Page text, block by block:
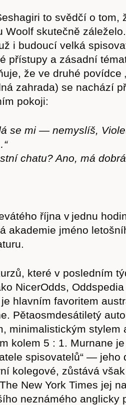
Časopis
to svědčí o tom,
Woolf skutečně
i budoucí velká
přístupy a zásadní
že ve druhé povídce
zahrada) se nachází
pokoji:
se mi — nemyslíš,
chatu? Ano, má
října v jednu
akademie jméno
které v posledním
NicerOdds,
je hlavním favoritem
Pětaosmdesátiletý
minimalistickým stylem
kolem 5 : 1. Murnane
spisovatelů“ — jeho
kolegové, zůstává
New York Times jej
neznámého anglicky